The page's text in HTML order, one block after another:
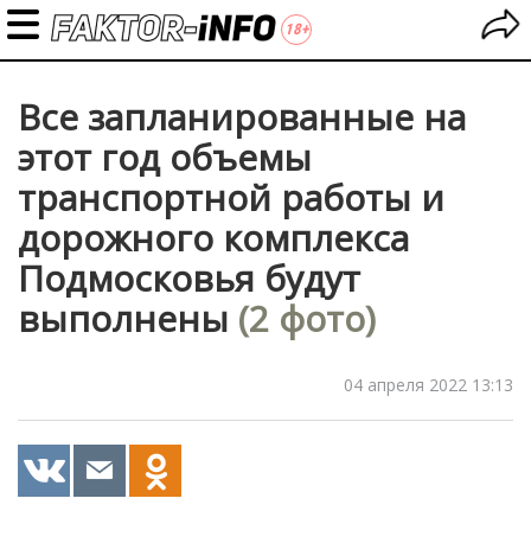
Все запланированные на
этот год объемы
транспортной работы и
дорожного комплекса
Подмосковья будут
выполнены (2 фото)
04 апреля 2022 13:13